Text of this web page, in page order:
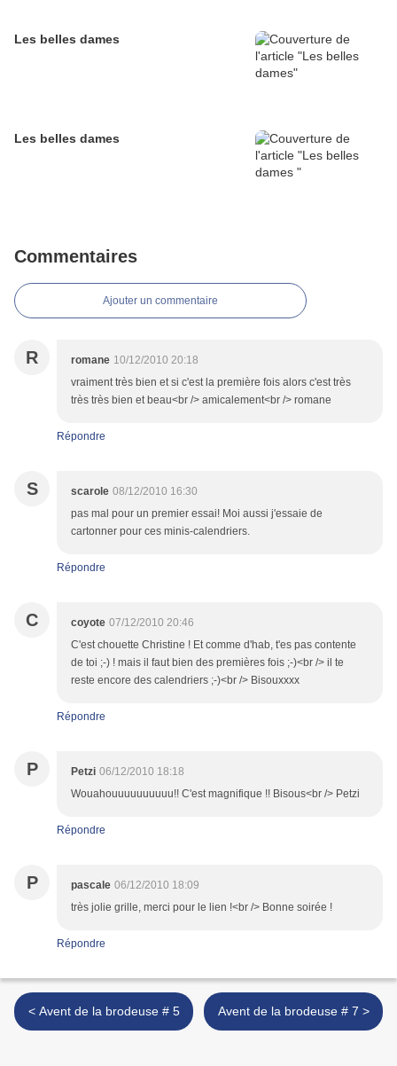
Les belles dames
Les belles dames
Commentaires
Ajouter un commentaire
R romane 10/12/2010 20:18
vraiment très bien et si c'est la première fois alors c'est très
très très bien et beau<br /> amicalement<br /> romane
Répondre
S scarole 08/12/2010 16:30
pas mal pour un premier essai! Moi aussi j'essaie de
cartonner pour ces minis-calendriers.
Répondre
C coyote 07/12/2010 20:46
C'est chouette Christine ! Et comme d'hab, t'es pas contente
de toi ;-) ! mais il faut bien des premières fois ;-)<br /> il te
reste encore des calendriers ;-)<br /> Bisouxxxx
Répondre
P Petzi 06/12/2010 18:18
Wouahouuuuuuuuuu!! C'est magnifique !! Bisous<br /> Petzi
Répondre
P pascale 06/12/2010 18:09
très jolie grille, merci pour le lien !<br /> Bonne soirée !
Répondre
< Avent de la brodeuse # 5 Avent de la brodeuse # 7 >